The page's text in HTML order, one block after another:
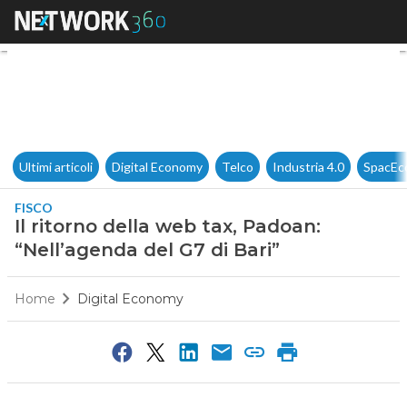
Il ritorno della web tax,
Ultimi articoli Digital Economy Telco Industria 4.0
FISCO
Il ritorno della web tax, Padoan:
“Nell’agenda del G7 di Bari”
Home Digital Economy